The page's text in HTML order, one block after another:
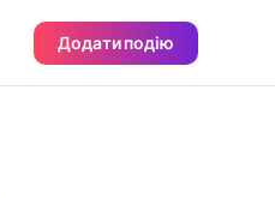
Додати подію